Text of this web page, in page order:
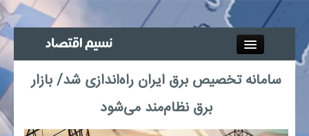
جذب خبرنگار
آگهی استخدام
سامانه تخصیص برق ایران راه‌اندازی شد/ بازار
برق نظام‌مند می‌شود